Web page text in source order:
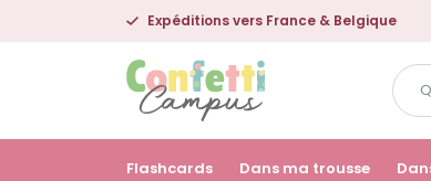
Expéditions vers France & Belgique
Que
vous
?
Flashcards Dans ma trousse